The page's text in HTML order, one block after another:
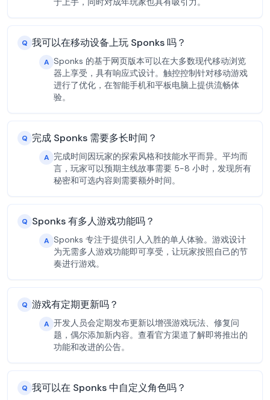
Q 我可以在移动设备上玩 Sponks 吗？
A Sponks 的基于网页版本可以在大多数现代移动浏览
器上享受，具有响应式设计。触控控制针对移动游戏
进行了优化，在智能手机和平板电脑上提供流畅体
验。
Q 完成 Sponks 需要多长时间？
A 完成时间因玩家的探索风格和技能水平而异。平均而
言，玩家可以预期主线故事需要 5-8 小时，发现所有
秘密和可选内容则需要额外时间。
Q Sponks 有多人游戏功能吗？
A Sponks 专注于提供引人入胜的单人体验。游戏设计
为无需多人游戏功能即可享受，让玩家按照自己的节
奏进行游戏。
Q 游戏有定期更新吗？
A 开发人员会定期发布更新以增强游戏玩法、修复问
题，偶尔添加新内容。查看官方渠道了解即将推出的
功能和改进的公告。
Q 我可以在 Sponks 中自定义角色吗？